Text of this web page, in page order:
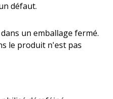
défaut.
un emballage fermé.
le produit n'est pas